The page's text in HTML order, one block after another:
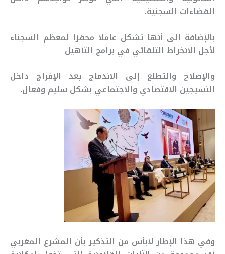
الفضاءات السجنية.
بالإضافة الى أنها تشكل عاملا محفزا لمعظم السجناء
لأجل الانخراط التلقائي في برامج التأهيل
والإصلاح والتطلع إلى الاندماج بعد الإفراج داخل
النسيجين الاقتصادي والاجتماعي بشكل سليم وفعال.
وفي هذا الإطار لابأس من التذكير بأن المشرع المغربي